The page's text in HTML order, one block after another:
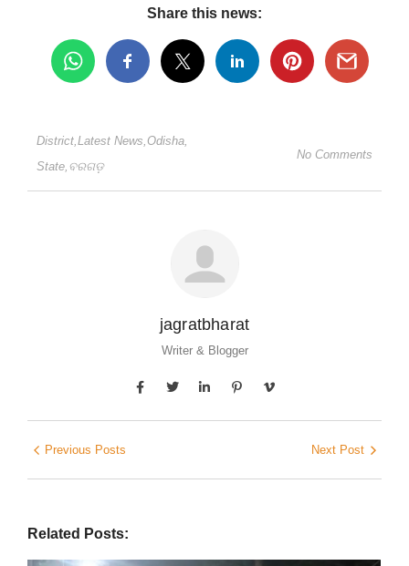
Share this news:
District,Latest News,Odisha,
State, ବରଗଡ଼
No Comments
jagratbharat
Writer & Blogger
Previous Posts Next Post
Related Posts: